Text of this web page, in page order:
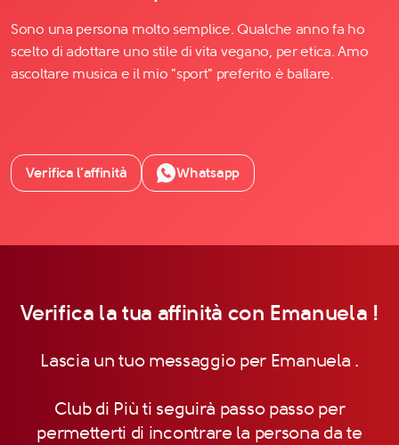
Sono una persona molto semplice. Qualche anno fa ho
scelto di adottare uno stile di vita vegano, per etica. Amo
ascoltare musica e il mio "sport" preferito è ballare.
Verifica l’affinità Whatsapp
Verifica la tua affinità con Emanuela !
Lascia un tuo messaggio per Emanuela .
Club di Più ti seguirà passo passo per
permetterti di incontrare la persona da te